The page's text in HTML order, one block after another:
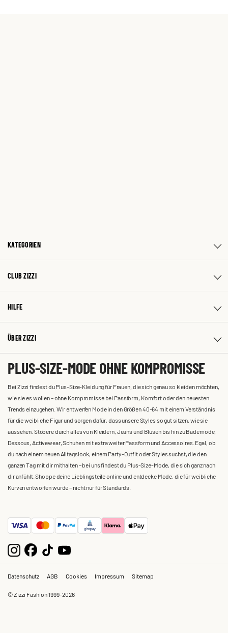
KATEGORIEN
CLUB ZIZZI
HILFE
ÜBER ZIZZI
PLUS-SIZE-MODE OHNE KOMPROMISSE
Bei Zizzi findest du Plus-Size-Kleidung für Frauen, die sich genau so kleiden möchten,
wie sie es wollen – ohne Kompromisse bei Passform, Komfort oder den neuesten
Trends einzugehen. Wir entwerfen Mode in den Größen 40-64 mit einem Verständnis
für die weibliche Figur und sorgen dafür, dass unsere Styles so gut sitzen, wie sie
aussehen. Stöbere durch alles von Kleidern, Jeans und Blusen bis hin zu Bademode,
Dessous, Activewear, Schuhen mit extra weiter Passform und Accessoires. Egal, ob
du nach einem neuen Alltagslook, einem Party-Outfit oder Styles suchst, die den
ganzen Tag mit dir mithalten – bei uns findest du Plus-Size-Mode, die sich ganz nach
dir anfühlt. Shoppe deine Lieblingsteile online und entdecke Mode, die für weibliche
Kurven entworfen wurde – nicht nur für Standards.
Datenschutz AGB Cookies Impressum Sitemap
© Zizzi Fashion 1999-2026